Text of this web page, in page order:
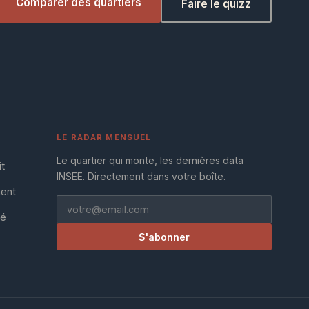
Faire le quizz
LE RADAR MENSUEL
Le quartier qui monte, les dernières data
INSEE. Directement dans votre boîte.
S'abonner